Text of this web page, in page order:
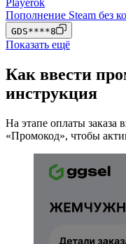
Пополнение Steam без
GDS****8
Показать ещё
Как ввести
инструкция
На этапе оплаты заказа
«Промокод», чтобы